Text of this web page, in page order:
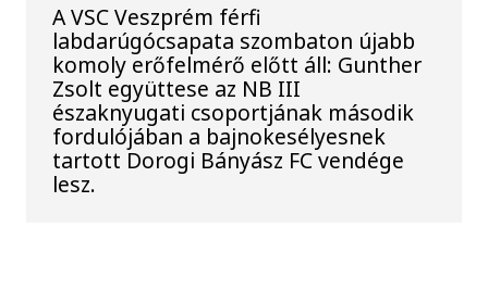
A VSC Veszprém férfi
labdarúgócsapata szombaton újabb
komoly erőfelmérő előtt áll: Gunther
Zsolt együttese az NB III
északnyugati csoportjának második
fordulójában a bajnokesélyesnek
tartott Dorogi Bányász FC vendége
lesz.